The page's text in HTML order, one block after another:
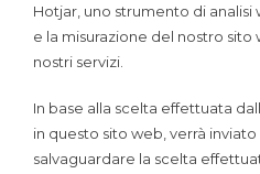
Hotjar, uno strumento di analisi
e la misurazione del nostro
nostri servizi.
In base alla scelta effettuata
in questo sito web, verrà
salvaguardare la scelta